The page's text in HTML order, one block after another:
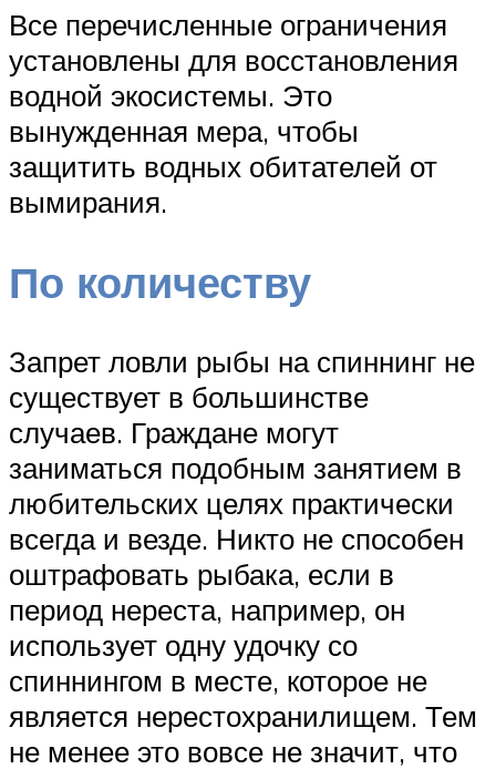
Все перечисленные ограничения
установлены для восстановления
водной экосистемы. Это
вынужденная мера, чтобы
защитить водных обитателей от
вымирания.
По количеству
Запрет ловли рыбы на спиннинг не
существует в большинстве
случаев. Граждане могут
заниматься подобным занятием в
любительских целях практически
всегда и везде. Никто не способен
оштрафовать рыбака, если в
период нереста, например, он
использует одну удочку со
спиннингом в месте, которое не
является нерестохранилищем. Тем
не менее это вовсе не значит, что